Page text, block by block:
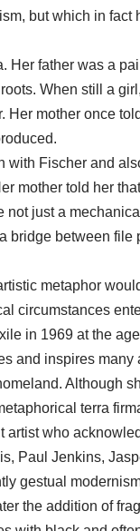
but which in fact
Her father was a
When still a
Her mother once
with Fischer and
mother told her
just a
bridge between
metaphor
circumstances
in 1969 at the
and inspires many
Although
terra
artist who
Paul Jenkins,
gestual
the addition of